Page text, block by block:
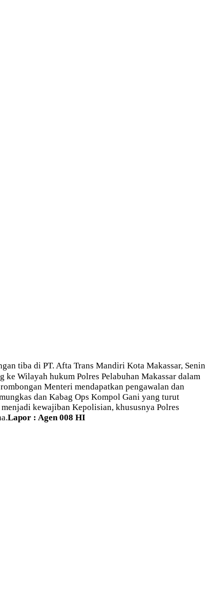
tiba di PT. Afta Trans Mandiri Kota Makassar, Senin
Wilayah hukum Polres Pelabuhan Makassar dalam
Menteri mendapatkan pengawalan dan
dan Kabag Ops Kompol Gani yang turut
kewajiban Kepolisian, khususnya Polres
Lapor : Agen 008 HI